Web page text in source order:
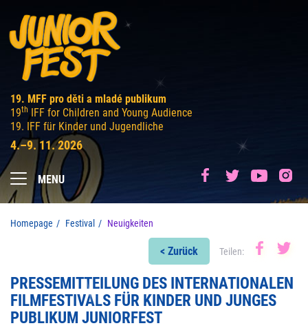
19. MFF pro děti a mladé publikum
19th IFF for Children and Young Audience
19. IFF für Kinder und Jugendliche
4.–9. 11. 2026
MENU
Homepage Festival Neuigkeiten
< Zurück Teilen:
PRESSEMITTEILUNG DES INTERNATIONALEN
FILMFESTIVALS FÜR KINDER UND JUNGES
PUBLIKUM JUNIORFEST